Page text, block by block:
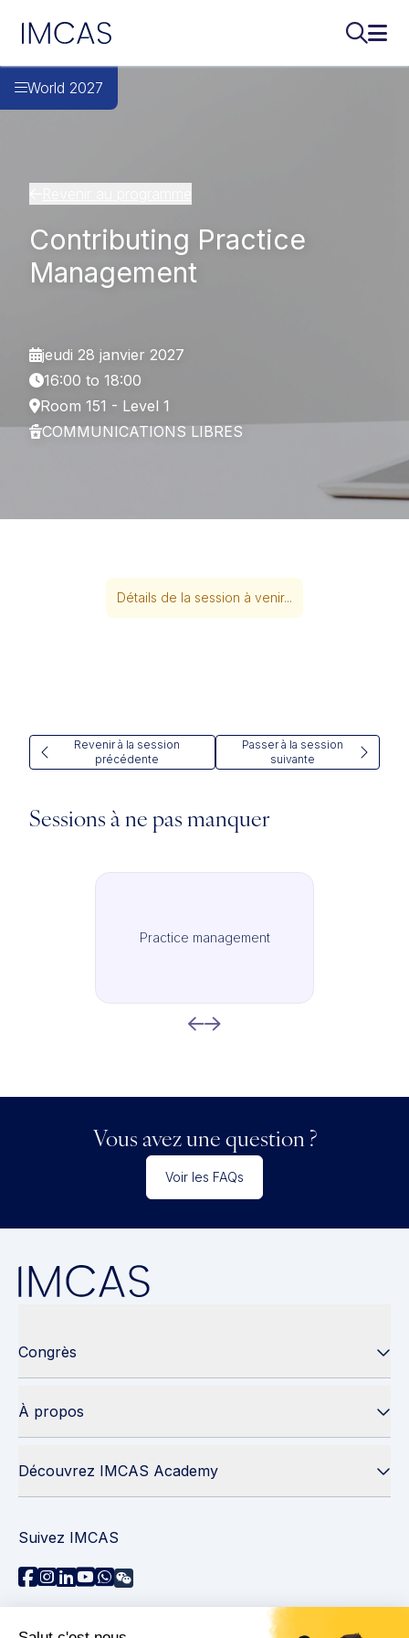
IMCAS
World 2027
Contributing Practice
Management
jeudi 28 janvier 2027
16:00 to 18:00
Room 151 - Level 1
COMMUNICATIONS LIBRES
Détails de la session à venir...
Revenir à la session
précédente
Passer à la session
suivante
Sessions à ne pas manquer
Practice management
Vous avez une question ?
Voir les FAQs
Congrès
À propos
Découvrez IMCAS Academy
Suivez IMCAS
Besoin d'aide ?